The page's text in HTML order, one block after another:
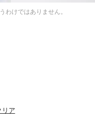
わけではありません。
リア